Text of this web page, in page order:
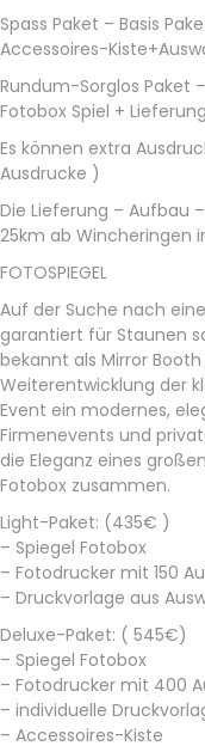
Spass Paket – Basis
Accessoires-
Rundum-Sorglos Paket
Fotobox Spiel +
Es können extra
Ausdrucke )
Die Lieferung – Aufbau
25km ab Wincheringen
FOTOSPIEGEL
Auf der Suche nach
garantiert für Staunen
bekannt als Mirror
Weiterentwicklung der
Event ein modernes,
Firmenevents und
die Eleganz eines
Fotobox zusammen.
Light-Paket: (435€ )
– Spiegel Fotobox
– Fotodrucker mit 150
– Druckvorlage aus
Deluxe-Paket: ( 545€)
– Spiegel Fotobox
– Fotodrucker mit 400
– individuelle
– Accessoires-Kiste